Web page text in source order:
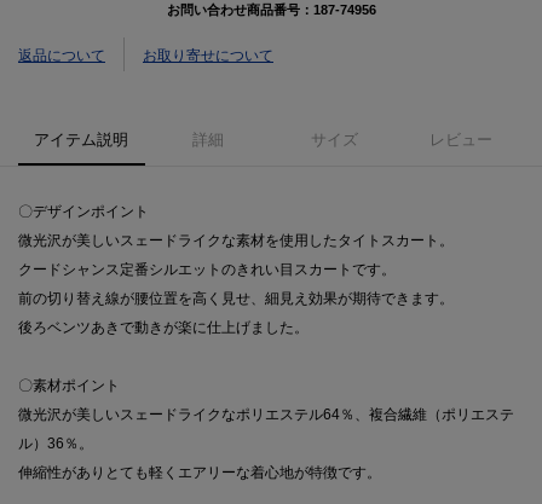
お問い合わせ商品番号： 187-74956
返品について お取り寄せについて
アイテム説明 詳細 サイズ レビュー
〇デザインポイント
微光沢が美しいスェードライクな素材を使用したタイトスカート。
クードシャンス定番シルエットのきれい目スカートです。
前の切り替え線が腰位置を高く見せ、細見え効果が期待できます。
後ろベンツあきで動きが楽に仕上げました。
〇素材ポイント
微光沢が美しいスェードライクなポリエステル64％、複合繊維（ポリエステ
ル）36％。
伸縮性がありとても軽くエアリーな着心地が特徴です。